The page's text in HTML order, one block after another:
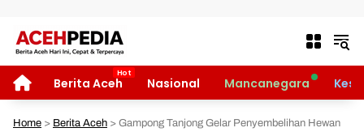
HOMEBerita Aceh Nasional Mancanegara
Home > Berita Aceh > Gampong Tanjong Gelar Penyembelihan Hewan